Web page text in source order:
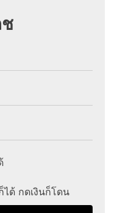
ด้ กดเงินก็โดน